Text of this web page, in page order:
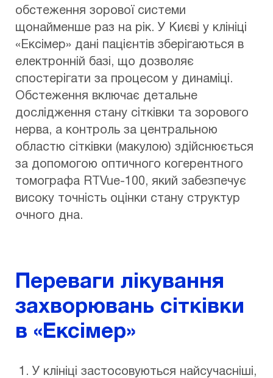
обстеження зорової системи
щонайменше раз на рік. У Києві у клініці
«Ексімер» дані пацієнтів зберігаються в
електронній базі, що дозволяє
спостерігати за процесом у динаміці.
Обстеження включає детальне
дослідження стану сітківки та зорового
нерва, а контроль за центральною
областю сітківки (макулою) здійснюється
за допомогою оптичного когерентного
томографа RTVue-100, який забезпечує
високу точність оцінки стану структур
очного дна.
Переваги лікування
захворювань сітківки
в «Ексімер»
У клініці застосовуються найсучасніші,